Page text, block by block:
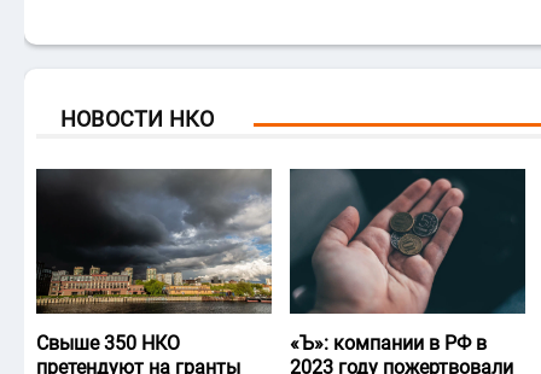
НОВОСТИ НКО
Свыше 350 НКО
претендуют на гранты
«Ъ‎»: компании в РФ в
2023 году пожертвовали